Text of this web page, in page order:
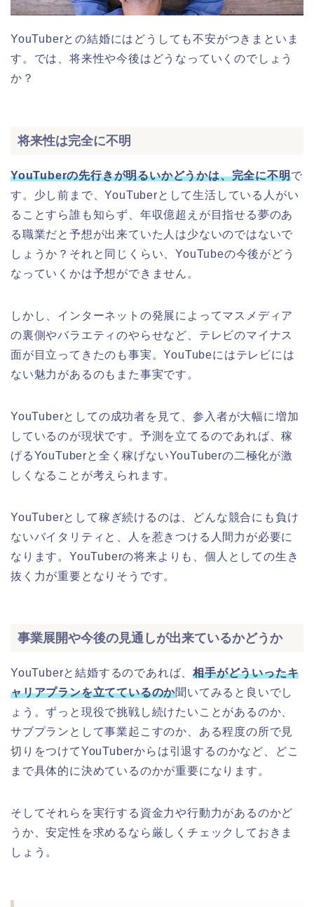
YouTuberとの結婚にはどうしても不安がつきまといま
す。では、将来性や今後はどうなっていくのでしょう
か？
将来性は完全に不明
YouTuberの先行きが明るいかどうかは、完全に不明で
す。少し前まで、YouTuberとして生活している人がい
ることすら誰も知らず、年収億超えが目指せる夢のあ
る職業だと予想が出来ていた人は少ないのではないで
しょうか？それと同じくらい、YouTubeの今後がどう
なっていくかは予想ができません。
しかし、インターネットの発展によってマスメディア
の裏側やバラエティのやらせなど、テレビのマイナス
面が目立ってきたのも事実。YouTubeにはテレビには
ない魅力があるのもまた事実です。
YouTuberとしての成功者を見て、参入者が大幅に増加
しているのが現状です。予測を立てるのであれば、稼
げるYouTuberと全く稼げないYouTuberの二極化が激
しくなることが考えられます。
YouTuberとして稼ぎ続けるのは、どんな競合にも負け
ないバイタリティと、人を惹きつける人間力が必要に
なります。YouTuberの将来よりも、個人としての生き
抜く力が重要となりそうです。
事業展開や今後の見通しが出来ているかどうか
YouTuberと結婚するのであれば、相手がどういったキ
ャリアプランを立てているのか聞いてみると良いでし
ょう。ずっと現役で挑戦し続けたいことがあるのか、
サブプランとして事業起こすのか、ある程度の所で見
切りをつけてYouTuberからは引退するのかなど、どこ
まで具体的に決めているのかが重要になります。
そしてそれらを実行する資金力や行動力があるのかど
うか、安定性を求めるなら厳しくチェックしておきま
しょう。